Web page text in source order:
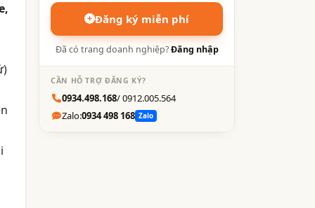
Đăng ký miễn phí
Đã có trang doanh nghiệp?Đăng nhập
CẦN HỖ TRỢ ĐĂNG KÝ?
0934.498.168/ 0912.005.564
Zalo:0934 498 168 Zalo